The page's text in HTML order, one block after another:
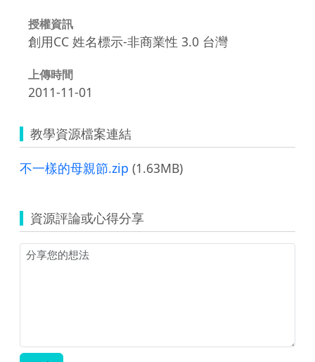
授權資訊
創用CC 姓名標示-非商業性 3.0 台灣
上傳時間
2011-11-01
教學資源檔案連結
不一樣的母親節.zip (1.63MB)
資源評論或心得分享